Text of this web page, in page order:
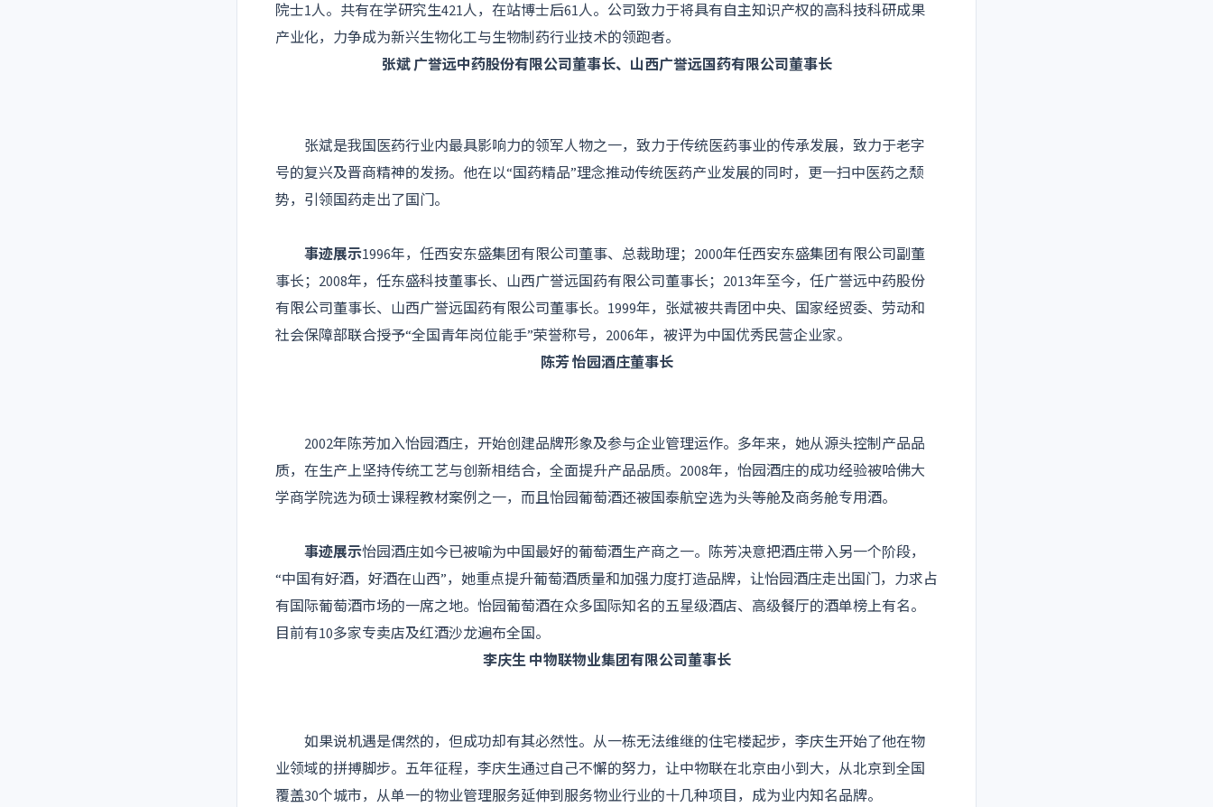
院士1人。共有在学研究生421人，在站博士后61人。公司致力于将具有自主知识产权的高科技科研成果
产业化，力争成为新兴生物化工与生物制药行业技术的领跑者。
张斌 广誉远中药股份有限公司董事长、山西广誉远国药有限公司董事长
张斌是我国医药行业内最具影响力的领军人物之一，致力于传统医药事业的传承发展，致力于老字
号的复兴及晋商精神的发扬。他在以“国药精品”理念推动传统医药产业发展的同时，更一扫中医药之颓
势，引领国药走出了国门。
事迹展示1996年，任西安东盛集团有限公司董事、总裁助理；2000年任西安东盛集团有限公司副董
事长；2008年，任东盛科技董事长、山西广誉远国药有限公司董事长；2013年至今，任广誉远中药股份
有限公司董事长、山西广誉远国药有限公司董事长。1999年，张斌被共青团中央、国家经贸委、劳动和
社会保障部联合授予“全国青年岗位能手”荣誉称号，2006年，被评为中国优秀民营企业家。
陈芳 怡园酒庄董事长
2002年陈芳加入怡园酒庄，开始创建品牌形象及参与企业管理运作。多年来，她从源头控制产品品
质，在生产上坚持传统工艺与创新相结合，全面提升产品品质。2008年，怡园酒庄的成功经验被哈佛大
学商学院选为硕士课程教材案例之一，而且怡园葡萄酒还被国泰航空选为头等舱及商务舱专用酒。
事迹展示怡园酒庄如今已被喻为中国最好的葡萄酒生产商之一。陈芳决意把酒庄带入另一个阶段，
“中国有好酒，好酒在山西”，她重点提升葡萄酒质量和加强力度打造品牌，让怡园酒庄走出国门，力求占
有国际葡萄酒市场的一席之地。怡园葡萄酒在众多国际知名的五星级酒店、高级餐厅的酒单榜上有名。
目前有10多家专卖店及红酒沙龙遍布全国。
李庆生 中物联物业集团有限公司董事长
如果说机遇是偶然的，但成功却有其必然性。从一栋无法维继的住宅楼起步，李庆生开始了他在物
业领域的拼搏脚步。五年征程，李庆生通过自己不懈的努力，让中物联在北京由小到大，从北京到全国
覆盖30个城市，从单一的物业管理服务延伸到服务物业行业的十几种项目，成为业内知名品牌。